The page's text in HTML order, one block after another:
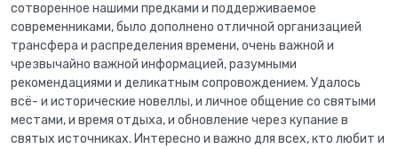
сотворенное нашими предками и поддерживаемое
современниками, было дополнено отличной организацией
трансфера и распределения времени, очень важной и
чрезвычайно важной информацией, разумными
рекомендациями и деликатным сопровождением. Удалось
всё- и исторические новеллы, и личное общение со святыми
местами, и время отдыха, и обновление через купание в
святых источниках. Интересно и важно для всех, кто любит и